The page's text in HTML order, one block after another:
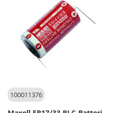
100011376